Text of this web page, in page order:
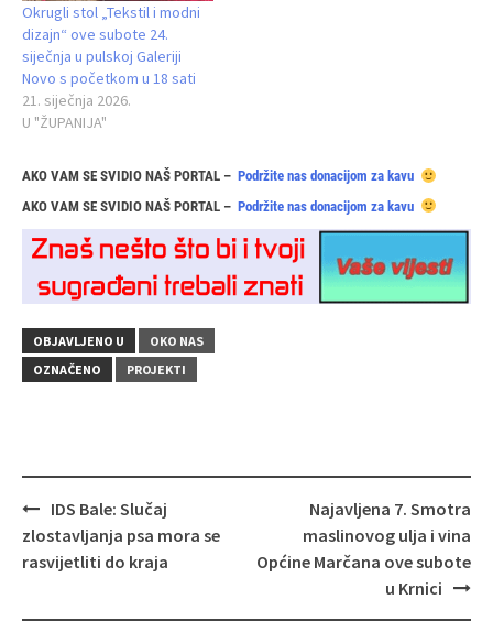
Okrugli stol „Tekstil i modni
dizajn“ ove subote 24.
siječnja u pulskoj Galeriji
Novo s početkom u 18 sati
21. siječnja 2026.
U "ŽUPANIJA"
AKO VAM SE SVIDIO NAŠ PORTAL – Podržite nas donacijom za kavu
AKO VAM SE SVIDIO NAŠ PORTAL – Podržite nas donacijom za kavu
OBJAVLJENO U
OKO NAS
OZNAČENO
PROJEKTI
Navigacija
objava
IDS Bale: Slučaj
zlostavljanja psa mora se
rasvijetliti do kraja
Najavljena 7. Smotra
maslinovog ulja i vina
Općine Marčana ove subote
u Krnici